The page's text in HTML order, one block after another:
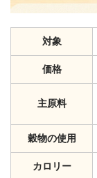
対象
価格
主原料
穀物の使用
カロリー